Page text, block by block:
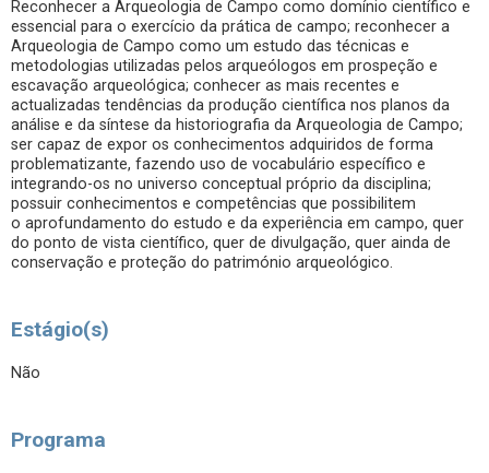
Reconhecer a Arqueologia de Campo como domínio científico e
essencial para o exercício da prática de campo; reconhecer a
Arqueologia de Campo como um estudo das técnicas e
metodologias utilizadas pelos arqueólogos em prospeção e
escavação arqueológica; conhecer as mais recentes e
actualizadas tendências da produção científica nos planos da
análise e da síntese da historiografia da Arqueologia de Campo;
ser capaz de expor os conhecimentos adquiridos de forma
problematizante, fazendo uso de vocabulário específico e
integrando-os no universo conceptual próprio da disciplina;
possuir conhecimentos e competências que possibilitem
o aprofundamento do estudo e da experiência em campo, quer
do ponto de vista científico, quer de divulgação, quer ainda de
conservação e proteção do património arqueológico.
Estágio(s)
Não
Programa